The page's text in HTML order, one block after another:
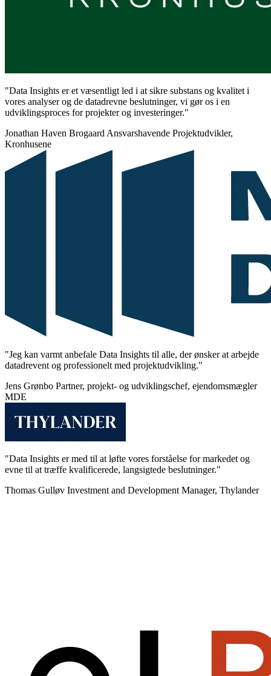
"Data Insights er et væsentligt led i at sikre substans og kvalitet i
vores analyser og de datadrevne beslutninger, vi gør os i en
udviklingsproces for projekter og investeringer."
Jonathan Haven Brogaard Ansvarshavende Projektudvikler,
Kronhusene
"Jeg kan varmt anbefale Data Insights til alle, der ønsker at arbejde
datadrevent og professionelt med projektudvikling."
Jens Grønbo Partner, projekt- og udviklingschef, ejendomsmægler
MDE
"Data Insights er med til at løfte vores forståelse for markedet og
evne til at træffe kvalificerede, langsigtede beslutninger."
Thomas Gulløv Investment and Development Manager, Thylander